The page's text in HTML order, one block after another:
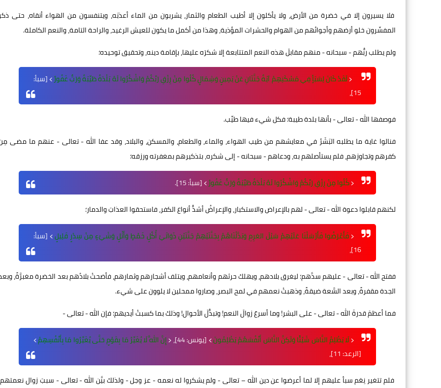
فلا يسيرون إلا في خضرة من الأرض، ولا يأكلون إلا أطيب الطعام والثمار، يشربون من الماء أعذبَه، ويتنفسون من الهواء أنقاه، حتى
المفسِّرون خلو أرضهم وأجوائهم من الهوام والحشرات المؤذية، وهذا من أكمل ما يكون للعيش الرغيد، والراحة التامة، والنعم الكاملة.
ولم يطلب ربُّهم - سبحانه - منهم مقابلَ هذه النعم المتتابعة إلا شكرَه عليها، بإقامة دينه، وتحقيق توحيده؛
﴿لَقَدْ كَانَ لِسَبَأٍ فِي مَسْكَنِهِمْ آيَةٌ جَنَّتَانِ عَنْ يَمِينٍ وَشِمَالٍ كُلُوا مِنْ رِزْقِ رَبِّكُمْ وَاشْكُرُوا لَهُ بَلْدَةٌ طَيِّبَةٌ وَرَبٌّ غَفُورٌ﴾ [سبأ:
15]،
فوصفها الله - تعالى - بأنها بلدة طيبة؛ فكل شيء فيها طيِّب.
فنالوا غاية ما يطلبه البَشَرُ في معايشهم من طيب الهواء، والماء، والطعام، والمسكن، والبلاد، وقد عفا الله - تعالى - عنهم ما مضى
كفرهم وتجاوزهم، فلم يستأصلهم به، ودعاهم - سبحانه - إلى شكره، بتذكيرهم بمغفرته ورزقه؛
﴿كُلُوا مِنْ رِزْقِ رَبِّكُمْ وَاشْكُرُوا لَهُ بَلْدَةٌ طَيِّبَةٌ وَرَبٌّ غَفُورٌ﴾ [سبأ: 15].
لكنهم قابلوا دعوة الله - تعالى - لهم بالإعراض والاستكبار، والإعراضُ أشدُّ أنواع الكفر، فاستحقوا العذابَ والدمار؛
﴿فَأَعْرَضُوا فَأَرْسَلْنَا عَلَيْهِمْ سَيْلَ العَرِمِ وَبَدَّلْنَاهُمْ بِجَنَّتَيْهِمْ جَنَّتَيْنِ ذَوَاتَيْ أُكُلٍ خَمْطٍ وَأَثْلٍ وَشَيْءٍ مِنْ سِدْرٍ قَلِيلٍ﴾ [سبأ:
16]،
ففتح الله - تعالى - عليهم سدَّهم؛ ليغرق بلادهم، ويهلك حرثهم وأنعامهم، ويتلف أشجارهم وثمارهم، فأضحتْ بلادُهم بعد الخضرة مغبرَّةً،
الجدة مقفرةً، وبعد السَّعة ضيقةً، وذهبتْ نعمهم في لمح البصر، وصاروا ممحلين لا يلوون على شيء.
فما أعظمَ قدرةَ الله - تعالى - على البشر! وما أسرعَ زوالَ النعم! وتبدُّلَ الأحوال! وذلك بما كسبتْ أيديهم؛ فإن الله - تعالى -
﴿لَا يَظْلِمُ النَّاسَ شَيْئًا وَلَكِنَّ النَّاسَ أَنْفُسَهُمْ يَظْلِمُونَ﴾ [يونس: 44]، ﴿ إِنَّ اللَّهَ لَا يُغَيِّرُ مَا بِقَوْمٍ حَتَّى يُغَيِّرُوا مَا بِأَنْفُسِهِمْ﴾
[الرعد: 11]،
فلم تتغير نِعَم سبأ عليهم إلا لما أعرضوا عن دين الله – تعالى - ولم يشكروا له نعمه - عز وجل - ولذلك بيَّن الله - تعالى - سببَ زوال